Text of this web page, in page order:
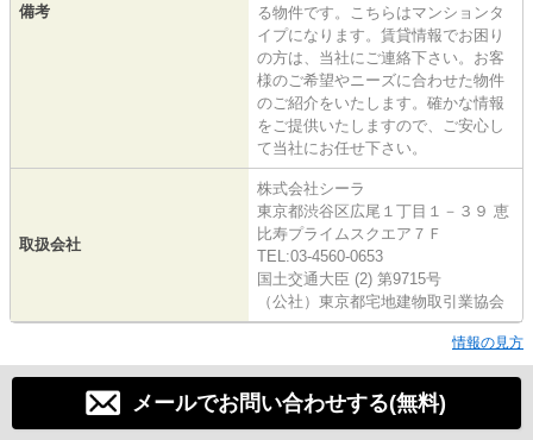
備考
る物件です。こちらはマンションタ
イプになります。賃貸情報でお困り
の方は、当社にご連絡下さい。お客
様のご希望やニーズに合わせた物件
のご紹介をいたします。確かな情報
をご提供いたしますので、ご安心し
て当社にお任せ下さい。
取扱会社
株式会社シーラ
東京都渋谷区広尾１丁目１－３９ 恵
比寿プライムスクエア７Ｆ
TEL:03-4560-0653
国土交通大臣 (2) 第9715号
（公社）東京都宅地建物取引業協会
情報の見方
メールでお問い合わせする(無料)